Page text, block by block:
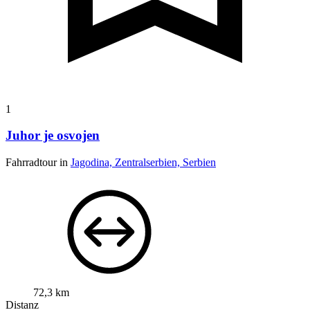
1
Juhor je osvojen
Fahrradtour in Jagodina, Zentralserbien, Serbien
72,3 km
Distanz